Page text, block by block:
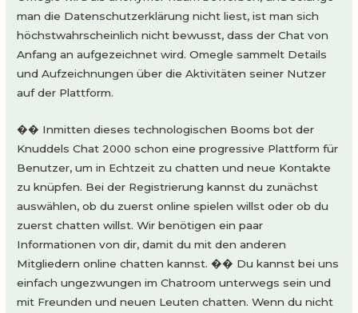
man die Datenschutzerklärung nicht liest, ist man sich
höchstwahrscheinlich nicht bewusst, dass der Chat von
Anfang an aufgezeichnet wird. Omegle sammelt Details
und Aufzeichnungen über die Aktivitäten seiner Nutzer
auf der Plattform.
�� Inmitten dieses technologischen Booms bot der
Knuddels Chat 2000 schon eine progressive Plattform für
Benutzer, um in Echtzeit zu chatten und neue Kontakte
zu knüpfen. Bei der Registrierung kannst du zunächst
auswählen, ob du zuerst online spielen willst oder ob du
zuerst chatten willst. Wir benötigen ein paar
Informationen von dir, damit du mit den anderen
Mitgliedern online chatten kannst. �� Du kannst bei uns
einfach ungezwungen im Chatroom unterwegs sein und
mit Freunden und neuen Leuten chatten. Wenn du nicht